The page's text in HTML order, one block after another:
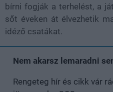
bírni fogják a terhelést, a
sőt éveken át élvezhetik
idéző csatákat.
Nem akarsz lemaradni
Rengeteg hír és cikk vár